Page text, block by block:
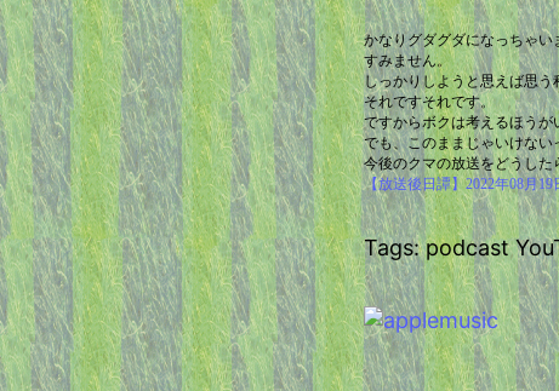
かなりグダグダになっちゃい
すみません。
しっかりしようと思えば思
それですそれです。
ですからボクは考えるほう
でも、このままじゃいけない
今後のクマの放送をどうし
【放送後日譚】2022年08月19
Tags: podcast